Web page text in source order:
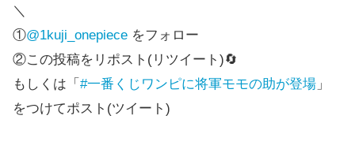
ワン賞
EXPIECE ラストワンVer.
＼
①@1kuji_onepiece をフォロー
②この投稿をリポスト(リツイート)🔄
もしくは「 #一番くじワンピに将軍モモの助が登場 」
をつけてポスト(ツイート)